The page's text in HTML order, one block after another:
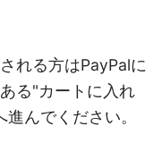
れる方はPayPalに
る"カートに入れ
んでください。